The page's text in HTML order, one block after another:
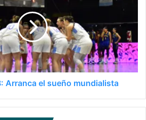
Arranca el sueño mundialista